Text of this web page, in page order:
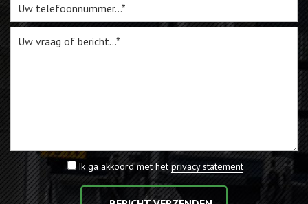
Contact
Ik ga akkoord met het privacy statement